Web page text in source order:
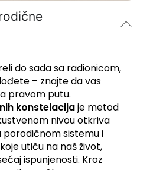
do sada sa radionicom,
– znajte da vas
pravom putu.
konstelacijaje metod
nivou otkriva
porodičnom sistemu i
utiču na naš život,
ispunjenosti. Kroz